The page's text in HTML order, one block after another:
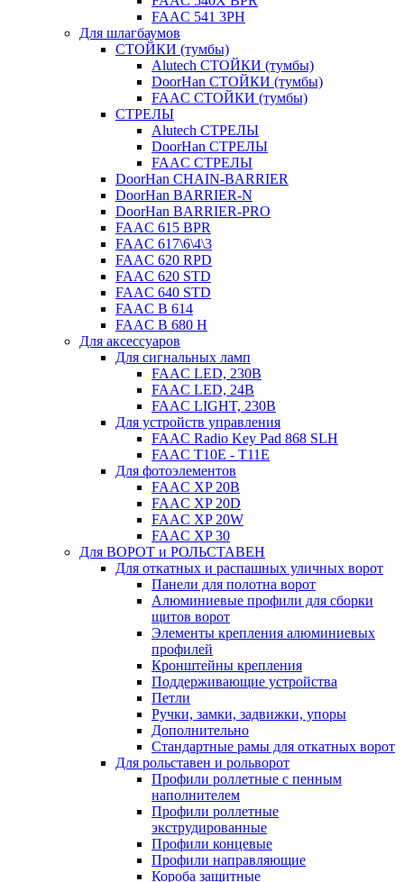
FAAC 541 3PH
Для шлагбаумов
СТОЙКИ (тумбы)
Alutech СТОЙКИ (тумбы)
DoorHan СТОЙКИ (тумбы)
FAAC СТОЙКИ (тумбы)
СТРЕЛЫ
Alutech СТРЕЛЫ
DoorHan СТРЕЛЫ
FAAC СТРЕЛЫ
DoorHan CHAIN-BARRIER
DoorHan BARRIER-N
DoorHan BARRIER-PRO
FAAC 615 BPR
FAAC 617\6\4\3
FAAC 620 RPD
FAAC 620 STD
FAAC 640 STD
FAAC B 614
FAAC B 680 H
Для аксессуаров
Для сигнальных ламп
FAAC LED, 230B
FAAC LED, 24B
FAAC LIGHT, 230B
Для устройств управления
FAAC Radio Key Pad 868 SLH
FAAC T10E - T11E
Для фотоэлементов
FAAC XP 20B
FAAC XP 20D
FAAC XP 20W
FAAC XP 30
Для ВОРОТ и РОЛЬСТАВЕН
Для откатных и распашных уличных ворот
Панели для полотна ворот
Алюминиевые профили для сборки
щитов ворот
Элементы крепления алюминиевых
профилей
Кронштейны крепления
Поддерживающие устройства
Петли
Ручки, замки, задвижки, упоры
Дополнительно
Стандартные рамы для откатных ворот
Для рольставен и рольворот
Профили роллетные с пенным
наполнителем
Профили роллетные
экструдированные
Профили концевые
Профили направляющие
Короба защитные